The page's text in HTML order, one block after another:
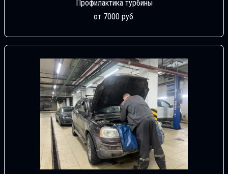
Профилактика турбины
от 7000 руб.